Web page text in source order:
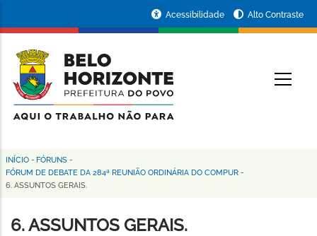
conteúdo
principal
da
Prefeitura
de
Horizonte
Acessibilidade Alto Contraste
Trilha
de
navegação
INÍCIO - FÓRUNS -
FÓRUM DE DEBATE DA 284ª REUNIÃO ORDINÁRIA DO COMPUR -
6. ASSUNTOS GERAIS.
6. ASSUNTOS GERAIS.